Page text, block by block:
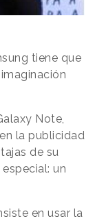
tiene que
Note,
la publicidad
de su
un
en usar la